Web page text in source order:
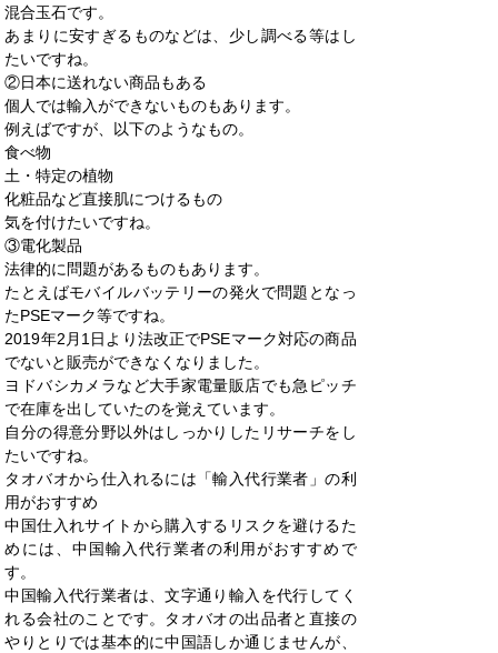
混合玉石です。
あまりに安すぎるものなどは、少し調べる等はし
たいですね。
②日本に送れない商品もある
個人では輸入ができないものもあります。
例えばですが、以下のようなもの。
食べ物
土・特定の植物
化粧品など直接肌につけるもの
気を付けたいですね。
③電化製品
法律的に問題があるものもあります。
たとえばモバイルバッテリーの発火で問題となっ
たPSEマーク等ですね。
2019年2月1日より法改正でPSEマーク対応の商品
でないと販売ができなくなりました。
ヨドバシカメラなど大手家電量販店でも急ピッチ
で在庫を出していたのを覚えています。
自分の得意分野以外はしっかりしたリサーチをし
たいですね。
タオバオから仕入れるには「輸入代行業者」の利
用がおすすめ
中国仕入れサイトから購入するリスクを避けるた
めには、中国輸入代行業者の利用がおすすめで
す。
中国輸入代行業者は、文字通り輸入を代行してく
れる会社のことです。タオバオの出品者と直接の
やりとりでは基本的に中国語しか通じませんが、